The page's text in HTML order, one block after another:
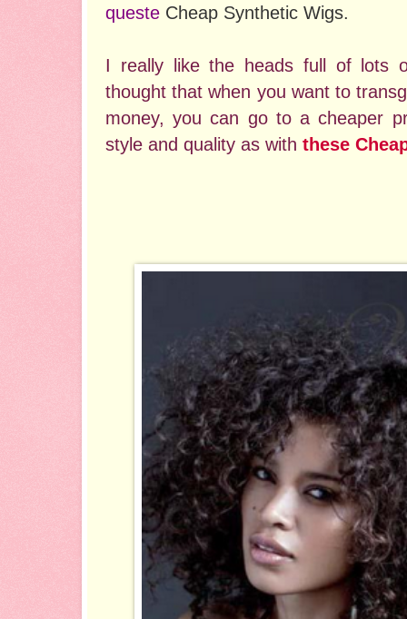
queste Cheap Synthetic Wigs.
I really like the heads full of lots
thought that when you want to
money, you can go to a cheaper
style and quality as with these